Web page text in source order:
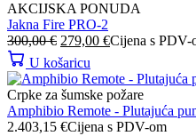
AKCIJSKA PONUDA
Jakna Fire PRO-2
300,00€ Izvorna
cijena
bila
je:
300,00 €.
279,00 €Trenutna
je:
279,00 €.
Cijena s PDV-
U košaricu
Crpke za šumske požare
Amphibio Remote - Plutajuća
2.403,15 €Cijena s PDV-om